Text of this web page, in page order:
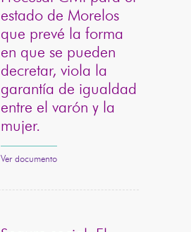
estado de Morelos
que prevé la forma
en que se pueden
decretar, viola la
garantía de igualdad
entre el varón y la
mujer.
Ver documento